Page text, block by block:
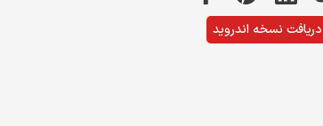
دریافت نسخه اندروید